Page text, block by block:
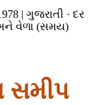
| ગુજરાતી · દર
વેળા (સમય)
સમીપ